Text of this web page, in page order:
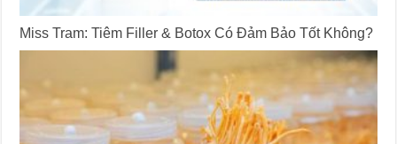
Miss Tram: Tiêm Filler & Botox Có Đảm Bảo Tốt Không?